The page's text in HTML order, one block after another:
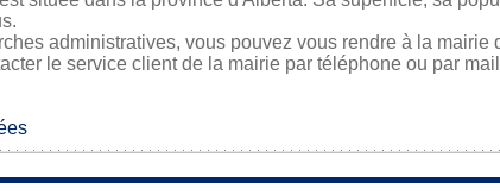
administratives, vous pouvez vous rendre à la
le service client de la mairie par téléphone ou par